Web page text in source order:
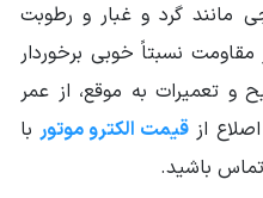
مانند گرد و غبار و رطوبت
مقاومت نسبتاً خوبی برخوردار
تعمیرات به موقع، از عمر
از قیمت الکترو موتوربا
باشید.